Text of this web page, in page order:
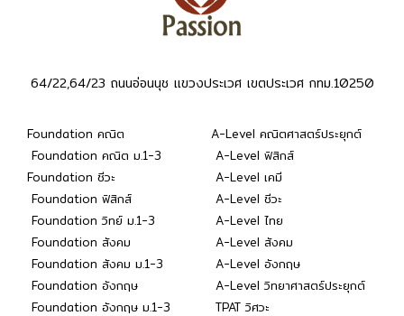
64/22,64/23 ถนนอ่อนนุช แขวงประเวศ เขตประเวศ กทม.10250
Foundation คณิต
Foundation คณิต ม.1-3
Foundation ชีวะ
Foundation ฟิสิกส์
Foundation วิทย์ ม.1-3
Foundation สังคม
Foundation สังคม ม.1-3
Foundation อังกฤษ
Foundation อังกฤษ ม.1-3
A-Level คณิตศาสตร์ประยุกต์
A-Level ฟิสิกส์
A-Level เคมี
A-Level ชีวะ
A-Level ไทย
A-Level สังคม
A-Level อังกฤษ
A-Level วิทยาศาสตร์ประยุกต์
TPAT วิศวะ